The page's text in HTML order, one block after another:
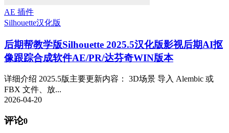
AE 插件
Silhouette汉化版
后期帮教学版Silhouette 2025.5汉化版影视后期AI抠
像跟踪合成软件AE/PR/达芬奇WIN版本
详细介绍 2025.5版主要更新内容： 3D场景 导入 Alembic 或
FBX 文件、放...
2026-04-20
评论0